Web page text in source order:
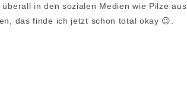
in den sozialen Medien wie Pilze aus
das finde ich jetzt schon total okay 😉.